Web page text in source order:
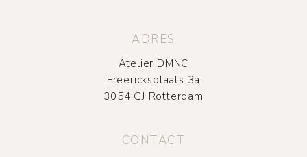
ADRES
Atelier DMNC
Freericksplaats 3a
3054 GJ Rotterdam
CONTACT